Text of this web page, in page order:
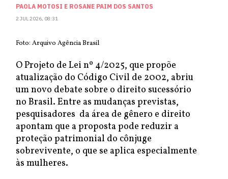
PAOLA MOTOSI E ROSANE PAIM DOS SANTOS
2 JUL 2026, 08:31
Foto: Arquivo Agência Brasil
O Projeto de Lei nº 4/2025, que propõe
atualização do Código Civil de 2002, abriu
um novo debate sobre o direito sucessório
no Brasil. Entre as mudanças previstas,
pesquisadores da área de gênero e direito
apontam que a proposta pode reduzir a
proteção patrimonial do cônjuge
sobrevivente, o que se aplica especialmente
às mulheres.